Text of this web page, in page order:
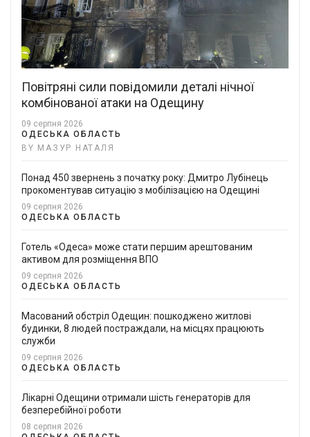
Повітряні сили повідомили деталі нічної
комбінованої атаки на Одещину
09 серпня 2026
ОДЕСЬКА ОБЛАСТЬ
BY МАЗУР НАТАЛЯ
Понад 450 звернень з початку року: Дмитро Лубінець
прокоментував ситуацію з мобілізацією на Одещині
09 серпня 2026
ОДЕСЬКА ОБЛАСТЬ
Готель «Одеса» може стати першим арештованим
активом для розміщення ВПО
09 серпня 2026
ОДЕСЬКА ОБЛАСТЬ
Масований обстріл Одещин: пошкоджено житлові
будинки, 8 людей постраждали, на місцях працюють
служби
09 серпня 2026
ОДЕСЬКА ОБЛАСТЬ
Лікарні Одещини отримали шість генераторів для
безперебійної роботи
08 серпня 2026